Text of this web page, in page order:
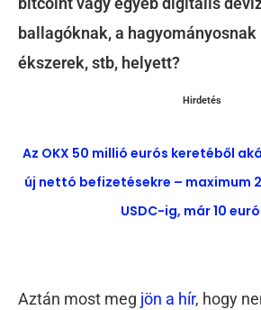
ballagóknak, a
ékszerek, stb, helyett?
Hirdetés
Az OKX 50 millió eurós keretéből
új nettó befizetésekre – maximum
USDC-ig, már 10
Aztán most meg jön a hír, hogy